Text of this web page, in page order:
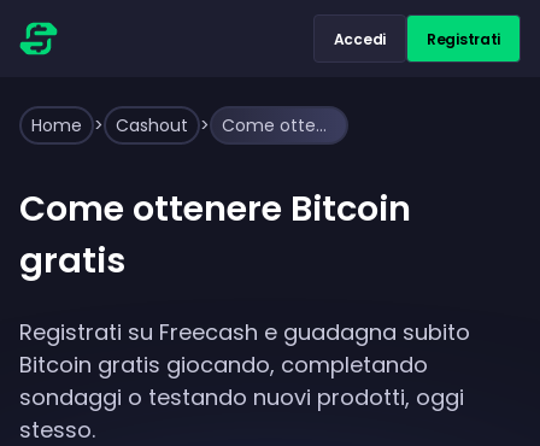
Accedi Registrati
Home > Cashout > Come ottenere Bitcoin gratis
Come ottenere Bitcoin
gratis
Registrati su Freecash e guadagna subito
Bitcoin gratis giocando, completando
sondaggi o testando nuovi prodotti, oggi
stesso.